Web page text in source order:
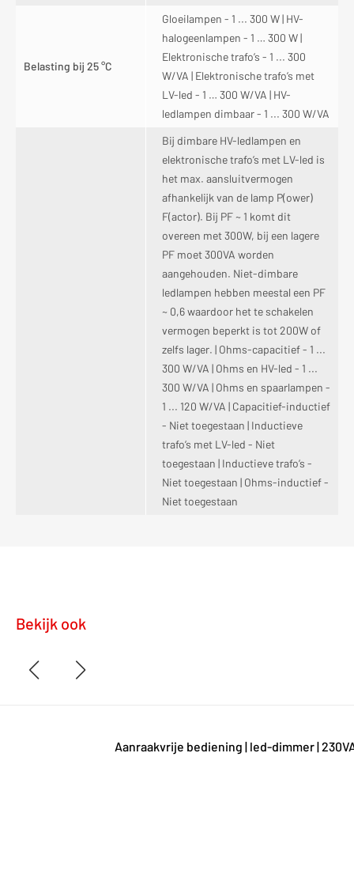
Belasting bij 25 °C
Gloeilampen - 1 ... 300 W | HV-
halogeenlampen - 1 … 300 W |
Elektronische trafo’s - 1 ... 300
W/VA | Elektronische trafo’s met
LV-led - 1 … 300 W/VA | HV-
ledlampen dimbaar - 1 ... 300 W/VA
Bij dimbare HV-ledlampen en
elektronische trafo’s met LV-led is
het max. aansluitvermogen
afhankelijk van de lamp P(ower)
F(actor). Bij PF ~ 1 komt dit
overeen met 300W, bij een lagere
PF moet 300VA worden
aangehouden. Niet-dimbare
ledlampen hebben meestal een PF
~ 0,6 waardoor het te schakelen
vermogen beperkt is tot 200W of
zelfs lager. | Ohms-capacitief - 1 ...
300 W/VA | Ohms en HV-led - 1 ...
300 W/VA | Ohms en spaarlampen -
1 ... 120 W/VA | Capacitief-inductief
- Niet toegestaan | Inductieve
trafo’s met LV-led - Niet
toegestaan | Inductieve trafo’s -
Niet toegestaan | Ohms-inductief -
Niet toegestaan
Bekijk ook
Aanraakvrije bediening | led-dimmer |